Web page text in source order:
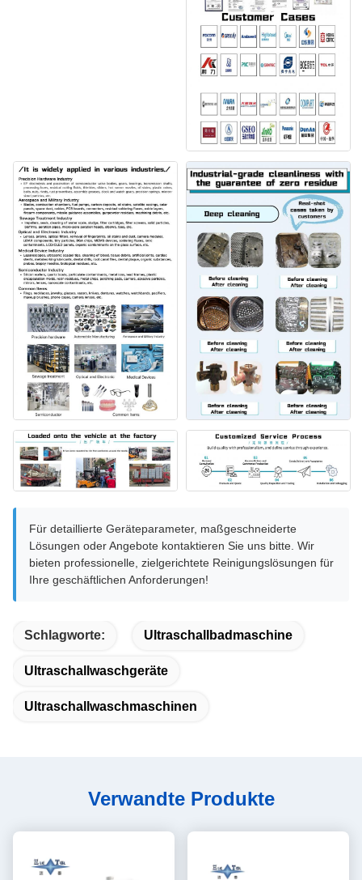
Für detaillierte Geräteparameter, maßgeschneiderte
Lösungen oder Angebote kontaktieren Sie uns bitte. Wir
bieten professionelle, zielgerichtete Reinigungslösungen für
Ihre geschäftlichen Anforderungen!
Schlagworte: Ultraschallbadmaschine
Ultraschallwaschgeräte
Ultraschallwaschmaschinen
Verwandte Produkte